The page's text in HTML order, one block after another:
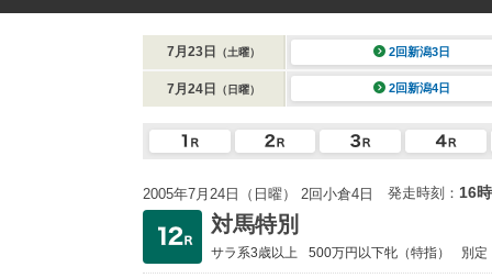
7月23日 （土曜） 2回新潟3日
7月24日 （日曜） 2回新潟4日
2005年7月24日（日曜） 2回小倉4日 発走時刻： 16
対馬特別
サラ系3歳以上 500万円以下牝（特指） 別定